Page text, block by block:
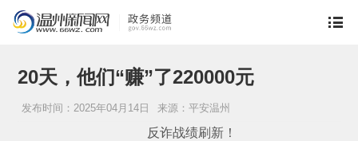
20天，他们“赚”了220000元
发布时间：2025年04月14日 来源：平安温州
反诈战绩刷新！